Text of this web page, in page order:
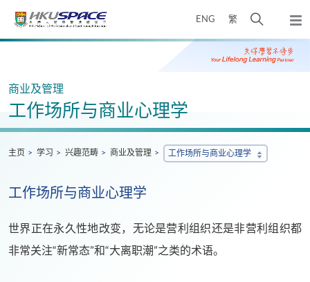
ENG 繁
开
搜
寻
弹
出
主
Main
商业及管理
工作场所与商业心理学
主页 学习 兴趣范畴 商业及管理 工作场所与商业心理学
工作场所与商业心理学
世界正在永久性地改变，无论是营利组织还是非营利组织都
非常关注“新常态”和“大离职潮”之类的术语。